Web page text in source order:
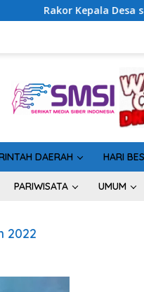
Kepala Desa se-Kalteng,
DAERAH HARI
PARIWISATA UMUM
2022